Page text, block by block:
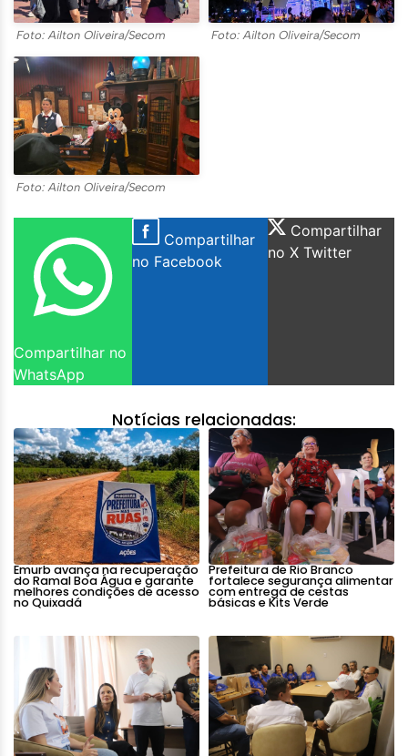
Foto: Ailton Oliveira/Secom Foto: Ailton Oliveira/Secom
Foto: Ailton Oliveira/Secom
Compartilhar no
WhatsApp
Compartilhar
no Facebook
Compartilhar
no X Twitter
Notícias relacionadas:
Emurb avança na recuperação
do Ramal Boa Água e garante
melhores condições de acesso
no Quixadá
Prefeitura de Rio Branco
fortalece segurança alimentar
com entrega de cestas
básicas e Kits Verde